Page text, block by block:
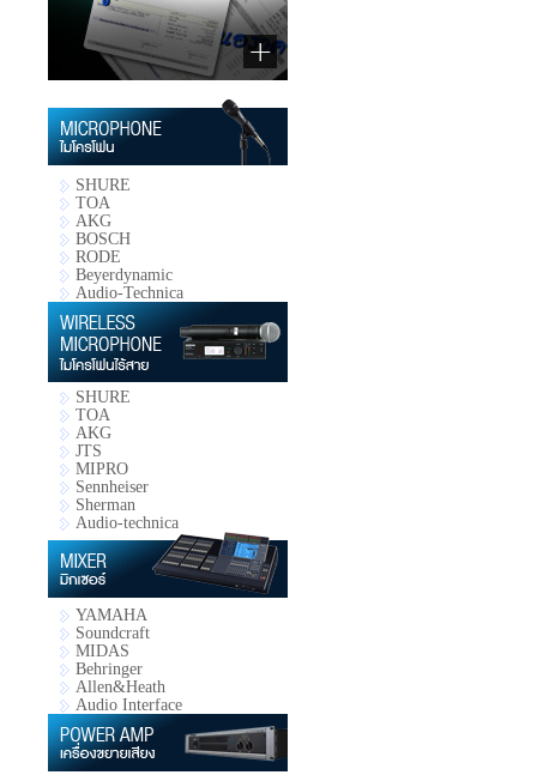
SHURE
TOA
AKG
BOSCH
RODE
Beyerdynamic
Audio-Technica
SHURE
TOA
AKG
JTS
MIPRO
Sennheiser
Sherman
Audio-technica
YAMAHA
Soundcraft
MIDAS
Behringer
Allen&Heath
Audio Interface